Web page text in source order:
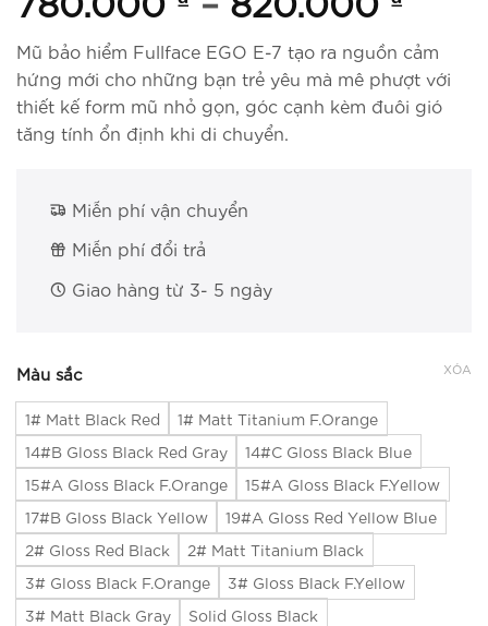
Mũ bảo hiểm Fullface EGO E-7 tạo ra nguồn cảm
hứng mới cho những bạn trẻ yêu mà mê phượt với
thiết kế form mũ nhỏ gọn, góc cạnh kèm đuôi gió
tăng tính ổn định khi di chuyển.
Miễn phí vận chuyển
Miễn phí đổi trả
Giao hàng từ 3- 5 ngày
Màu sắc
1# Matt Black Red
1# Matt Titanium F.Orange
14#B Gloss Black Red Gray
14#C Gloss Black Blue
15#A Gloss Black F.Orange
15#A Gloss Black F.Yellow
17#B Gloss Black Yellow
19#A Gloss Red Yellow Blue
2# Gloss Red Black
2# Matt Titanium Black
3# Gloss Black F.Orange
3# Gloss Black F.Yellow
3# Matt Black Gray
Solid Gloss Black
XÓA